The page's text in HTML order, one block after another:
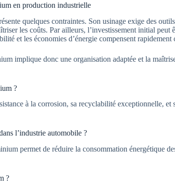
en production industrielle
quelques contraintes. Son usinage exige des
les coûts. Par ailleurs, l’investissement initial peut
et les économies d’énergie compensent rapidement
implique donc une organisation adaptée et la
?
à la corrosion, sa recyclabilité exceptionnelle, et
l’industrie automobile ?
permet de réduire la consommation énergétique
?